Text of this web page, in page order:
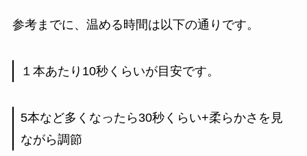
参考までに、温める時間は以下の通りです。
１本あたり10秒くらいが目安です。
5本など多くなったら30秒くらい+柔らかさを見
ながら調節